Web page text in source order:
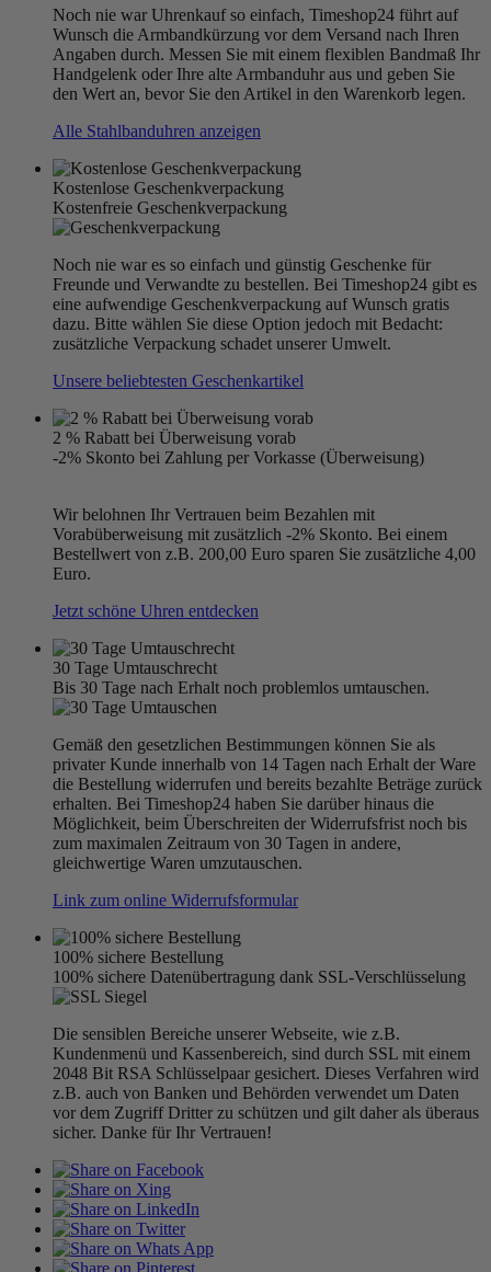
Noch nie war Uhrenkauf so einfach, Timeshop24 führt auf
Wunsch die Armbandkürzung vor dem Versand nach Ihren
Angaben durch. Messen Sie mit einem flexiblen Bandmaß Ihr
Handgelenk oder Ihre alte Armbanduhr aus und geben Sie
den Wert an, bevor Sie den Artikel in den Warenkorb legen.
Alle Stahlbanduhren anzeigen
Kostenlose Geschenkverpackung
Kostenfreie Geschenkverpackung
Noch nie war es so einfach und günstig Geschenke für
Freunde und Verwandte zu bestellen. Bei Timeshop24 gibt es
eine aufwendige Geschenkverpackung auf Wunsch gratis
dazu. Bitte wählen Sie diese Option jedoch mit Bedacht:
zusätzliche Verpackung schadet unserer Umwelt.
Unsere beliebtesten Geschenkartikel
2 % Rabatt bei Überweisung vorab
-2% Skonto bei Zahlung per Vorkasse (Überweisung)
Wir belohnen Ihr Vertrauen beim Bezahlen mit
Vorabüberweisung mit zusätzlich -2% Skonto. Bei einem
Bestellwert von z.B. 200,00 Euro sparen Sie zusätzliche 4,00
Euro.
Jetzt schöne Uhren entdecken
30 Tage Umtauschrecht
Bis 30 Tage nach Erhalt noch problemlos umtauschen.
Gemäß den gesetzlichen Bestimmungen können Sie als
privater Kunde innerhalb von 14 Tagen nach Erhalt der Ware
die Bestellung widerrufen und bereits bezahlte Beträge zurück
erhalten. Bei Timeshop24 haben Sie darüber hinaus die
Möglichkeit, beim Überschreiten der Widerrufsfrist noch bis
zum maximalen Zeitraum von 30 Tagen in andere,
gleichwertige Waren umzutauschen.
Link zum online Widerrufsformular
100% sichere Bestellung
100% sichere Datenübertragung dank SSL-Verschlüsselung
Die sensiblen Bereiche unserer Webseite, wie z.B.
Kundenmenü und Kassenbereich, sind durch SSL mit einem
2048 Bit RSA Schlüsselpaar gesichert. Dieses Verfahren wird
z.B. auch von Banken und Behörden verwendet um Daten
vor dem Zugriff Dritter zu schützen und gilt daher als überaus
sicher. Danke für Ihr Vertrauen!